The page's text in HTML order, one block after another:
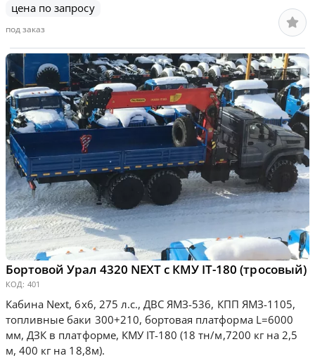
цена по запросу
под заказ
Бортовой Урал 4320 NEXT с КМУ IT-180 (тросовый)
КОД: 401
Кабина Next, 6х6, 275 л.с., ДВС ЯМЗ-536, КПП ЯМЗ-1105,
топливные баки 300+210, бортовая платформа L=6000
мм, ДЗК в платформе, КМУ IT-180 (18 тн/м,7200 кг на 2,5
м, 400 кг на 18,8м).